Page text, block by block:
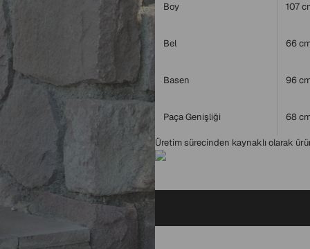
Boy 107
Bel 66
Basen 96
Paça Genişliği 68
Üretim sürecinden kaynaklı olarak